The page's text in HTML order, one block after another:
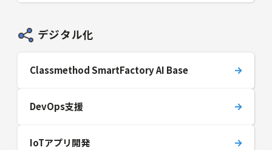
デジタル化
Classmethod SmartFactory AI Base
DevOps支援
IoTアプリ開発